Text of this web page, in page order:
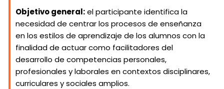
Objetivo general:el participante identifica la
necesidad de centrar los procesos de enseñanza
en los estilos de aprendizaje de los alumnos con la
finalidad de actuar como facilitadores del
desarrollo de competencias personales,
profesionales y laborales en contextos disciplinares,
curriculares y sociales amplios.